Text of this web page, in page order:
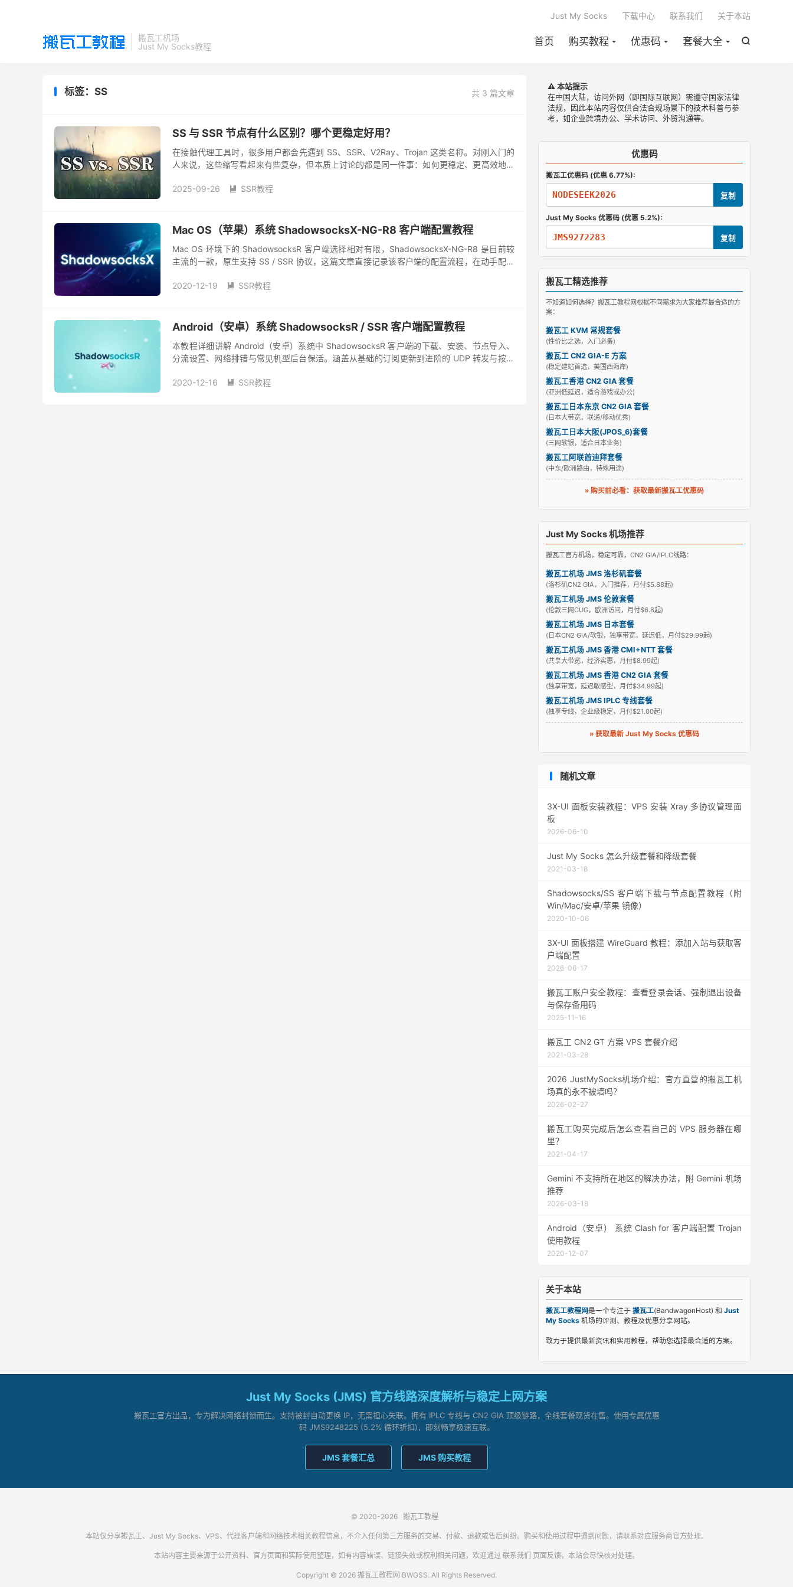
搬瓦工机场
Just My Socks教程

首页 购买教程 优惠码 套餐大全
Just My Socks 下载中心 联系我们 关于本站
共 3 篇文章
标签：SS
SS 与 SSR 节点有什么区别？哪个更稳定好用？
在接触代理工具时，很多用户都会先遇到 SS、SSR、V2Ray、Trojan 这类名称。对刚入门的
人来说，这些缩写看起来有些复杂，但本质上讨论的都是同一件事：如何更稳定、更高效地转
2025-09-26
 SSR教程
Mac OS（苹果）系统 ShadowsocksX-NG-R8 客户端配置教程
Mac OS 环境下的 ShadowsocksR 客户端选择相对有限，ShadowsocksX-NG-R8 是目前较
主流的一款，原生支持 SS / SSR 协议，这篇文章直接记录该客户端的配置流程，在动手配置
2020-12-19
 SSR教程
Android（安卓）系统 ShadowsocksR / SSR 客户端配置教程
本教程详细讲解 Android（安卓）系统中 ShadowsocksR 客户端的下载、安装、节点导入、
分流设置、网络排错与常见机型后台保活。涵盖从基础的订阅更新到进阶的 UDP 转发与按应
2020-12-16
 SSR教程
⚠️ 本站提示
在中国大陆，访问外网（即国际互联网）需遵守国家法律
法规，因此本站内容仅供合法合规场景下的技术科普与参
考，如企业跨境办公、学术访问、外贸沟通等。
优惠码
搬瓦工优惠码 (优惠 6.77%):
NODESEEK2026 复制
Just My Socks 优惠码 (优惠 5.2%):
JMS9272283 复制
搬瓦工精选推荐
不知道如何选择？搬瓦工教程网根据不同需求为大家推荐最合适的方
案：
搬瓦工 KVM 常规套餐
(性价比之选，入门必备)
搬瓦工 CN2 GIA-E 方案
(稳定建站首选，美国西海岸)
搬瓦工香港 CN2 GIA 套餐
(亚洲低延迟，适合游戏或办公)
搬瓦工日本东京 CN2 GIA 套餐
(日本大带宽，联通/移动优秀)
搬瓦工日本大阪(JPOS_6)套餐
(三网软银，适合日本业务)
搬瓦工阿联酋迪拜套餐
(中东/欧洲路由，特殊用途)
» 购买前必看：获取最新搬瓦工优惠码
Just My Socks 机场推荐
搬瓦工官方机场，稳定可靠，CN2 GIA/IPLC线路：
搬瓦工机场 JMS 洛杉矶套餐
(洛杉矶CN2 GIA，入门推荐，月付$5.88起)
搬瓦工机场 JMS 伦敦套餐
(伦敦三网CUG，欧洲访问，月付$6.8起)
搬瓦工机场 JMS 日本套餐
(日本CN2 GIA/软银，独享带宽，延迟低，月付$29.99起)
搬瓦工机场 JMS 香港 CMI+NTT 套餐
(共享大带宽，经济实惠，月付$8.99起)
搬瓦工机场 JMS 香港 CN2 GIA 套餐
(独享带宽，延迟敏感型，月付$34.99起)
搬瓦工机场 JMS IPLC 专线套餐
(独享专线，企业级稳定，月付$21.00起)
» 获取最新 Just My Socks 优惠码
随机文章
3X-UI 面板安装教程：VPS 安装 Xray 多协议管理面
板
2026-06-10
Just My Socks 怎么升级套餐和降级套餐
2021-03-18
Shadowsocks/SS 客户端下载与节点配置教程（附
Win/Mac/安卓/苹果 镜像）
2020-10-06
3X-UI 面板搭建 WireGuard 教程：添加入站与获取客
户端配置
2026-06-17
搬瓦工账户安全教程：查看登录会话、强制退出设备
与保存备用码
2025-11-16
搬瓦工 CN2 GT 方案 VPS 套餐介绍
2021-03-28
2026 JustMySocks机场介绍：官方直营的搬瓦工机
场真的永不被墙吗？
2026-02-27
搬瓦工购买完成后怎么查看自己的 VPS 服务器在哪
里？
2021-04-17
Gemini 不支持所在地区的解决办法，附 Gemini 机场
推荐
2026-03-18
Android（安卓） 系统 Clash for 客户端配置 Trojan
使用教程
2020-12-07
关于本站
搬瓦工教程网是一个专注于 搬瓦工(BandwagonHost) 和 Just
My Socks 机场的评测、教程及优惠分享网站。
致力于提供最新资讯和实用教程，帮助您选择最合适的方案。
Just My Socks (JMS) 官方线路深度解析与稳定上网方案
搬瓦工官方出品，专为解决网络封锁而生。支持被封自动更换 IP，无需担心失联。拥有 IPLC 专线与 CN2 GIA 顶级链路，全线套餐现货在售。使用专属优惠
码 JMS9248225 (5.2% 循环折扣)，即刻畅享极速互联。
JMS 套餐汇总 JMS 购买教程
© 2020-2026 搬瓦工教程
本站仅分享搬瓦工、Just My Socks、VPS、代理客户端和网络技术相关教程信息，不介入任何第三方服务的交易、付款、退款或售后纠纷。购买和使用过程中遇到问题，请联系对应服务商官方处理。
本站内容主要来源于公开资料、官方页面和实际使用整理，如有内容错误、链接失效或权利相关问题，欢迎通过 联系我们 页面反馈，本站会尽快核对处理。
Copyright © 2026 搬瓦工教程网 BWGSS. All Rights Reserved.